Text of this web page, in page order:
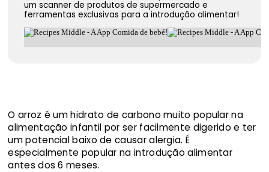
um scanner de produtos de supermercado e
ferramentas exclusivas para a introdução alimentar!
O arroz é um hidrato de carbono muito popular na
alimentação infantil por ser facilmente digerido e ter
um potencial baixo de causar alergia. É
especialmente popular na introdução alimentar
antes dos 6 meses.